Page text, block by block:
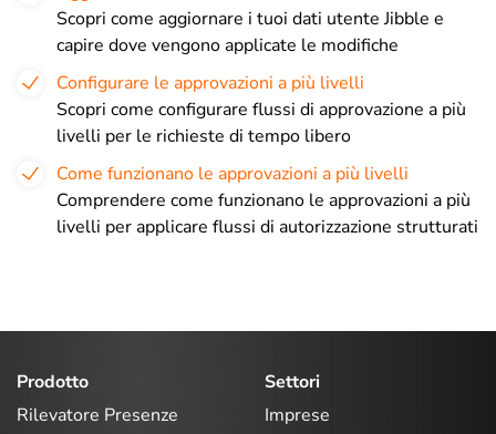
Scopri come aggiornare i tuoi dati utente Jibble e
capire dove vengono applicate le modifiche
Configurare le approvazioni a più livelli
Scopri come configurare flussi di approvazione a più
livelli per le richieste di tempo libero
Come funzionano le approvazioni a più livelli
Comprendere come funzionano le approvazioni a più
livelli per applicare flussi di autorizzazione strutturati
Prodotto
Rilevatore Presenze
Settori
Imprese